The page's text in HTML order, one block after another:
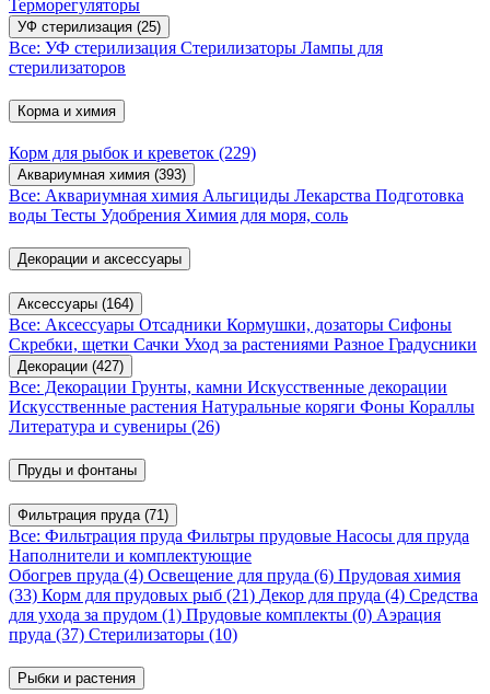
Терморегуляторы
УФ стерилизация (25)
Все: УФ стерилизация Стерилизаторы Лампы для
стерилизаторов
Корма и химия
Корм для рыбок и креветок (229)
Аквариумная химия (393)
Все: Аквариумная химия Альгициды Лекарства Подготовка
воды Тесты Удобрения Химия для моря, соль
Декорации и аксессуары
Аксессуары (164)
Все: Аксессуары Отсадники Кормушки, дозаторы Сифоны
Скребки, щетки Сачки Уход за растениями Разное Градусники
Декорации (427)
Все: Декорации Грунты, камни Искусственные декорации
Искусственные растения Натуральные коряги Фоны Кораллы
Литература и сувениры (26)
Пруды и фонтаны
Фильтрация пруда (71)
Все: Фильтрация пруда Фильтры прудовые Насосы для пруда
Наполнители и комплектующие
Обогрев пруда (4) Освещение для пруда (6) Прудовая химия
(33) Корм для прудовых рыб (21) Декор для пруда (4) Средства
для ухода за прудом (1) Прудовые комплекты (0) Аэрация
пруда (37) Стерилизаторы (10)
Рыбки и растения